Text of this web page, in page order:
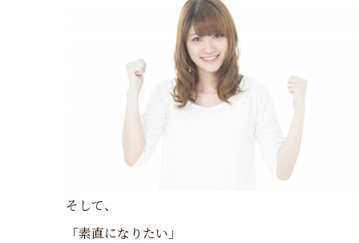
そして、
「素直になりたい」